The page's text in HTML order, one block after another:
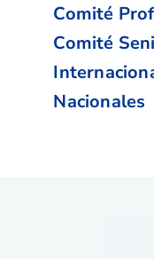
Comité
Comité
Nacionales